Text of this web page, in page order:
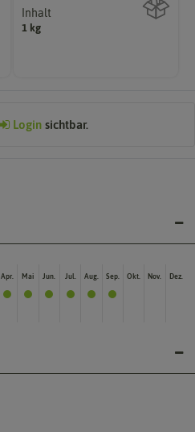
Inhalt
1 kg
Login sichtbar.
Apr. Mai Jun. Jul. Aug. Sep. Okt. Nov. Dez.